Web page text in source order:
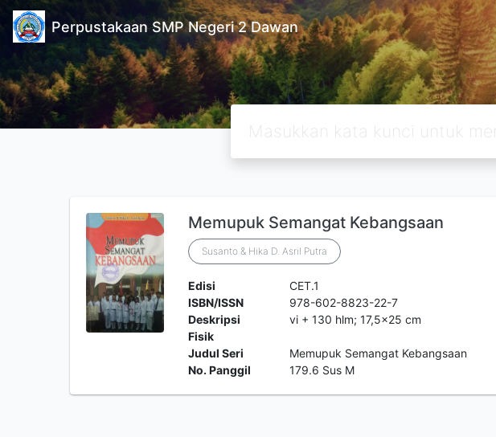
Perpustakaan SMP Negeri 2 Dawan
Memupuk Semangat Kebangsaan
Susanto & Hika D. Asril Putra
Edisi
CET.1
ISBN/ISSN
978-602-8823-22-7
Deskripsi
Fisik
vi + 130 hlm; 17,5x25 cm
Judul Seri
Memupuk Semangat Kebangsaan
No. Panggil
179.6 Sus M